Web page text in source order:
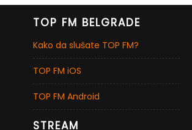
TOP FM BELGRADE
Kako da slušate TOP FM?
TOP FM iOS
TOP FM Android
STREAM